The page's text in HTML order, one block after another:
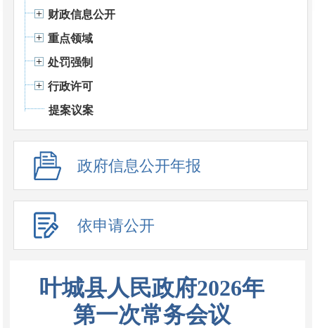
财政信息公开
重点领域
处罚强制
行政许可
提案议案
政府信息公开年报
依申请公开
叶城县人民政府2026年
第一次常务会议